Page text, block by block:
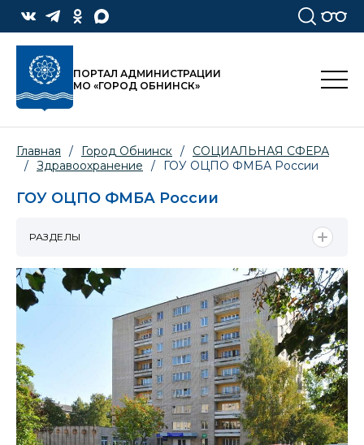
ПОРТАЛ АДМИНИСТРАЦИИ
МО «ГОРОД ОБНИНСК»
Главная / Город Обнинск /
СОЦИАЛЬНАЯ СФЕРА
/ Здравоохранение / ГОУ ОЦПО ФМБА России
ГОУ ОЦПО ФМБА России
РАЗДЕЛЫ